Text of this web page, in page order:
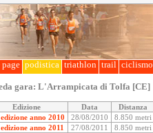
page podistica triathlon trail ciclismo
gara: L'Arrampicata di Tolfa [CE]
Edizione Data
Distanza
edizione anno 2010
28/08/2010
8.850 metri
edizione anno 2011
27/08/2011
8.850 metri